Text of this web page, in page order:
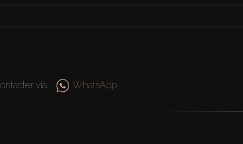
via WhatsApp